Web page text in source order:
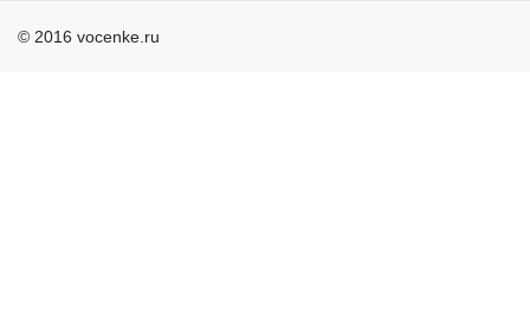
© 2016 vocenke.ru